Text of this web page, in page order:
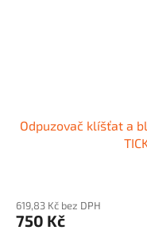
Odpuzovač klíšťat a
619,83 Kč bez DPH
750 Kč